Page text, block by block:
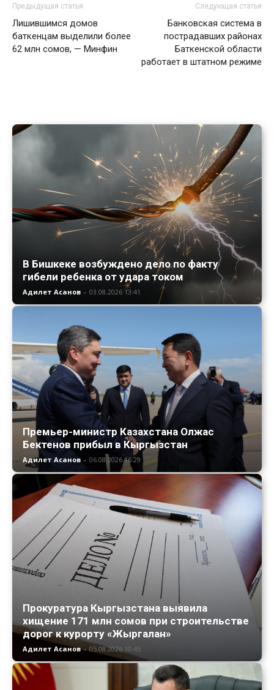
Предыдущая статья
Лишившимся домов
баткенцам выделили более
62 млн сомов, — Минфин
Следующая статья
Банковская система в
пострадавших районах
Баткенской области
работает в штатном режиме
В Бишкеке возбуждено дело по факту
гибели ребенка от удара током
Адилет Асанов - 03.08.2026 13:41
Премьер-министр Казахстана Олжас
Бектенов прибыл в Кыргызстан
Адилет Асанов - 06.08.2026 16:29
Прокуратура Кыргызстана выявила
хищение 171 млн сомов при строительстве
дорог к курорту «Жыргалан»
Адилет Асанов - 05.08.2026 10:45